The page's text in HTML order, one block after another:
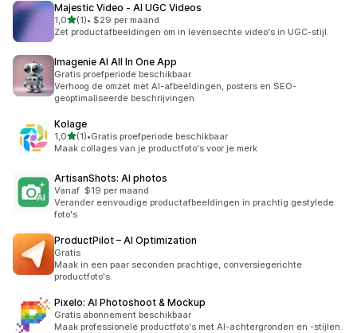
Majestic Video ‑ AI UGC Videos
1,0van 5 sterren
(1)
1 recensies in totaal
• $29 per maand
Zet productafbeeldingen om in levensechte video's in UGC-stijl.
Imagenie AI All In One App
Gratis proefperiode beschikbaar
Verhoog de omzet met AI-afbeeldingen, posters en SEO-
geoptimaliseerde beschrijvingen
Kolage
1,0van 5 sterren
(1)
1 recensies in totaal
•Gratis proefperiode beschikbaar
Maak collages van je productfoto's voor je merk
ArtisanShots: AI photos
Vanaf $19 per maand
Verander eenvoudige productafbeeldingen in prachtig gestylede
foto's
ProductPilot – AI Optimization
Gratis
Maak in een paar seconden prachtige, conversiegerichte
productfoto's.
Pixelo: AI Photoshoot & Mockup
Gratis abonnement beschikbaar
Maak professionele productfoto's met AI-achtergronden en -stijlen.